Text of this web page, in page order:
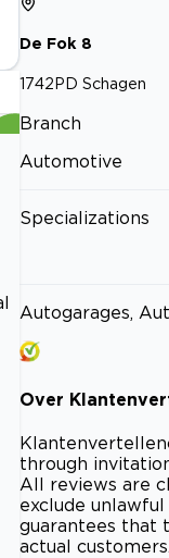
De Fok 8
1742PD Schagen
Branch
Automotive
Specializations
Autogarages,
Over
Klantenvertellen
through
All reviews are
exclude
guarantees that
actual customers.